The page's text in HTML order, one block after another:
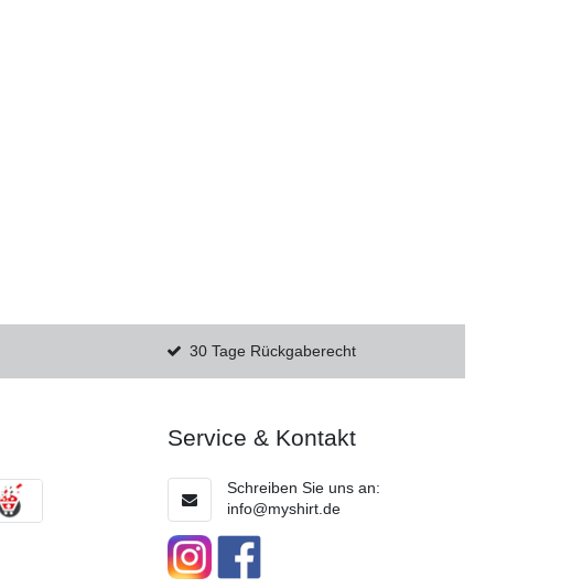
30 Tage Rückgaberecht
Service & Kontakt
Schreiben Sie uns an:
info@myshirt.de